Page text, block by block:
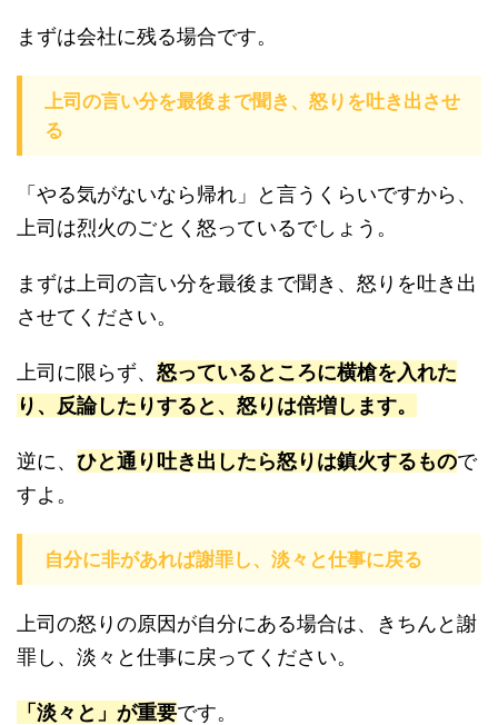
まずは会社に残る場合です。
上司の言い分を最後まで聞き、怒りを吐き出させ
る
「やる気がないなら帰れ」と言うくらいですから、
上司は烈火のごとく怒っているでしょう。
まずは上司の言い分を最後まで聞き、怒りを吐き出
させてください。
上司に限らず、 怒っているところに横槍を入れた
り、反論したりすると、怒りは倍増します。
逆に、 ひと通り吐き出したら怒りは鎮火するもので
すよ。
自分に非があれば謝罪し、淡々と仕事に戻る
上司の怒りの原因が自分にある場合は、きちんと謝
罪し、淡々と仕事に戻ってください。
「淡々と」が重要です。